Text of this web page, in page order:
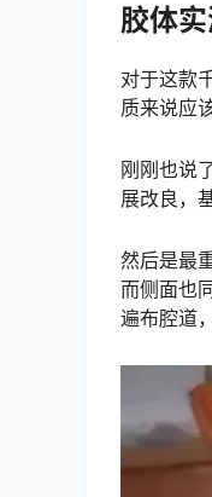
胶体实
对于这款
质来说应
刚刚也说
展改良，
然后是最
而侧面也
遍布腔道